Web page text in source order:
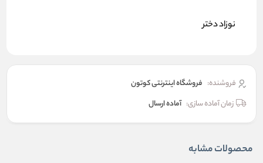
نوزاد دختر
فروشنده: فروشگاه اینترنتی کوتون
زمان آماده سازی: آماده ارسال
محصولات مشابه